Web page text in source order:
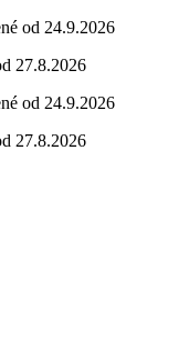
od 24.9.2026
27.8.2026
od 24.9.2026
27.8.2026